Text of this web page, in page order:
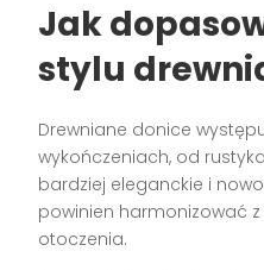
Jak
stylu
Drewniane donice
wykończeniach, od
bardziej eleganckie i
powinien harmonizować
otoczenia.